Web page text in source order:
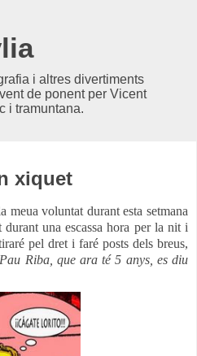
i altres divertiments
de ponent per Vicent
i tramuntana.
xiquet
meua voluntat durant esta setmana
una escassa hora per la nit i
pel dret i faré posts dels breus,
Riba, que ara té 5 anys, es diu